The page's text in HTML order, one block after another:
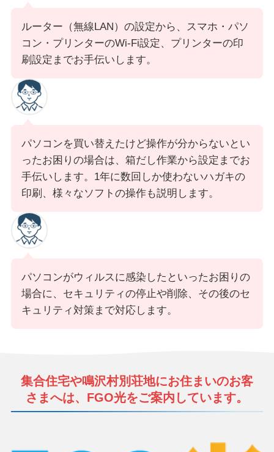
ルーター（無線LAN）の設定から、スマホ・パソ
コン・プリンターのWi-Fi設定、プリンターの印
刷設定までお手伝いします。
パソコンを買い替えたけど操作が分からないとい
ったお困りの場合は、箱だし作業から設定までお
手伝いします。1年に数回しか使わないハガキの
印刷、様々なソフトの操作も説明します。
パソコンがウィルスに感染したといったお困りの
場合に、セキュリティの停止や削除、その後のセ
キュリティ対策まで対応します。
集合住宅や鳴沢村別荘地にお住まいのお客
さまへは、FGO光をご案内しています。